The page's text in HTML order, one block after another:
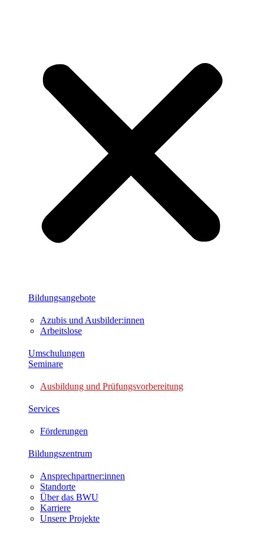
Bildungsangebote
Azubis und Ausbilder:innen
Arbeitslose
Umschulungen
Seminare
Ausbildung und Prüfungsvorbereitung
Services
Förderungen
Bildungszentrum
Ansprechpartner:innen
Standorte
Über das BWU
Karriere
Unsere Projekte